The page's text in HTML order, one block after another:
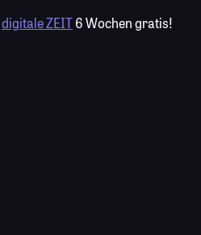
digitale ZEIT6 Wochen gratis!